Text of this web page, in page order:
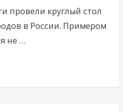
провели круглый стол
в России. Примером
не …